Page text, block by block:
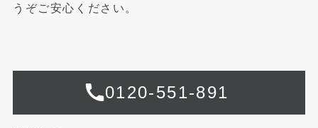
うぞご安心ください。
0120-551-891